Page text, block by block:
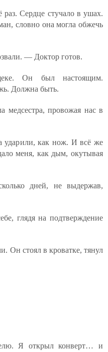
Сердце стучало в ушах.
словно она могла обжечь
— Доктор готов.
Он был настоящим.
Должна быть.
медсестра, провожая нас в
ударили, как нож. И всё же
меня, как дым, окутывая
дней, не выдержав,
глядя на подтверждение
Он стоял в кроватке, тянул
Я открыл конверт… и